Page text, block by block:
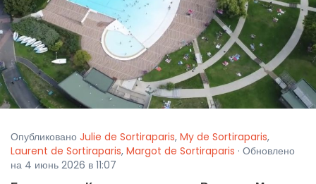
Опубликовано Julie de Sortiraparis, My de Sortiraparis,
Laurent de Sortiraparis, Margot de Sortiraparis · Обновлено
на 4 июнь 2026 в 11:07